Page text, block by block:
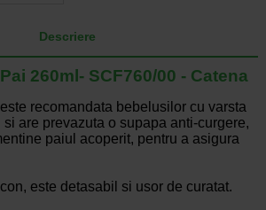
Descriere
260ml- SCF760/00 - Catena
este recomandata bebelusilor cu varsta
are prevazuta o supapa anti-curgere,
paiul acoperit, pentru a asigura
este detasabil si usor de curatat.